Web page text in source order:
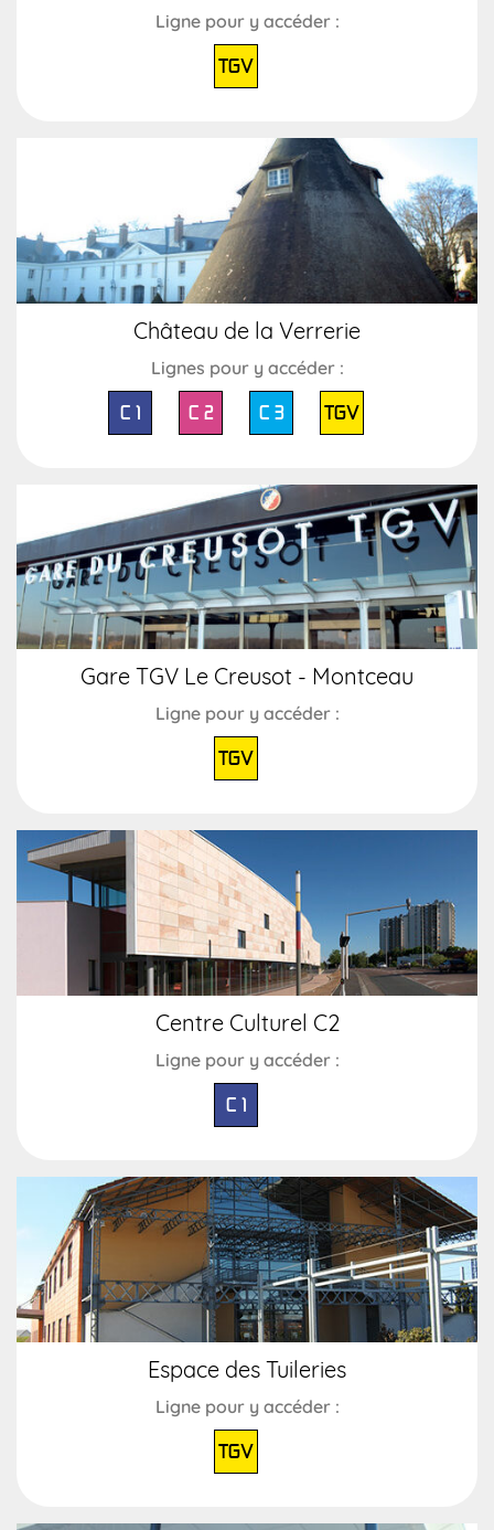
Ligne pour y accéder :
TGV
Château de la Verrerie
Lignes pour y accéder :
C 1
C 2 C 3 TGV
Gare TGV Le Creusot - Montceau
Ligne pour y accéder :
TGV
Centre Culturel C2
Ligne pour y accéder :
C 1
Espace des Tuileries
Ligne pour y accéder :
TGV